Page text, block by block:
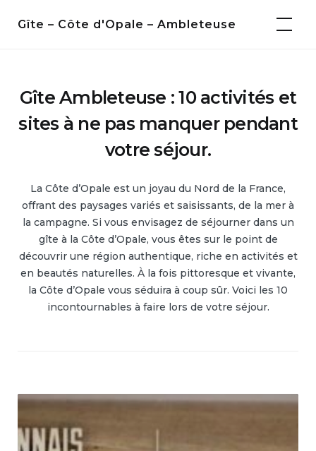
Gîte – Côte d'Opale – Ambleteuse
Gîte Ambleteuse : 10 activités et
sites à ne pas manquer pendant
votre séjour.
La Côte d’Opale est un joyau du Nord de la France,
offrant des paysages variés et saisissants, de la mer à
la campagne. Si vous envisagez de séjourner dans un
gîte à la Côte d’Opale, vous êtes sur le point de
découvrir une région authentique, riche en activités et
en beautés naturelles. À la fois pittoresque et vivante,
la Côte d’Opale vous séduira à coup sûr. Voici les 10
incontournables à faire lors de votre séjour.